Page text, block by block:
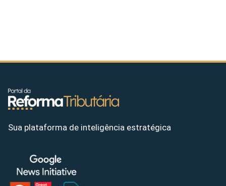
Sua plataforma de inteligência estratégica